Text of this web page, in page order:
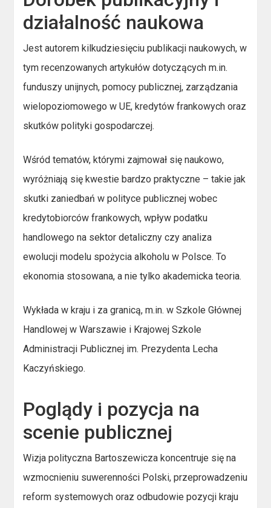
działalność naukowa
Jest autorem kilkudziesięciu publikacji naukowych, w
tym recenzowanych artykułów dotyczących m.in.
funduszy unijnych, pomocy publicznej, zarządzania
wielopoziomowego w UE, kredytów frankowych oraz
skutków polityki gospodarczej.
Wśród tematów, którymi zajmował się naukowo,
wyróżniają się kwestie bardzo praktyczne – takie jak
skutki zaniedbań w polityce publicznej wobec
kredytobiorców frankowych, wpływ podatku
handlowego na sektor detaliczny czy analiza
ewolucji modelu spożycia alkoholu w Polsce. To
ekonomia stosowana, a nie tylko akademicka teoria.
Wykłada w kraju i za granicą, m.in. w Szkole Głównej
Handlowej w Warszawie i Krajowej Szkole
Administracji Publicznej im. Prezydenta Lecha
Kaczyńskiego.
Poglądy i pozycja na
scenie publicznej
Wizja polityczna Bartoszewicza koncentruje się na
wzmocnieniu suwerenności Polski, przeprowadzeniu
reform systemowych oraz odbudowie pozycji kraju